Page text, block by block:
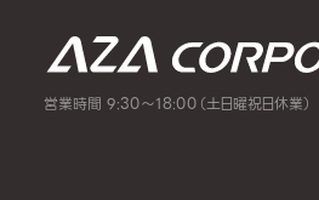
営業時間 9:30～18:00（土日曜祝日休業）